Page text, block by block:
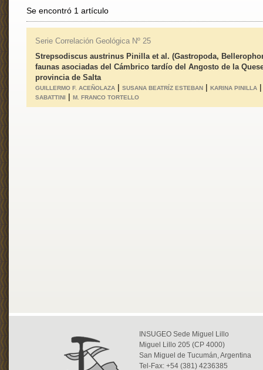
Se encontró 1 artículo
Serie Correlación Geológica Nº 25
Strepsodiscus austrinus Pinilla et al. (Gastropoda,
faunas asociadas del Cámbrico tardío del Angosto de la
provincia de Salta
GUILLERMO F. ACEÑOLAZA | SUSANA BEATRÍZ ESTEBAN | KARINA PINILLA
SABATTINI | M. FRANCO TORTELLO
INSUGEO Sede Miguel Lillo
Miguel Lillo 205 (CP 4000)
San Miguel de Tucumán, Argentina
Tel-Fax: +54 (381) 4236385